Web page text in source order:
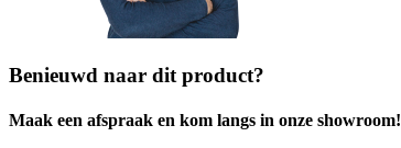
Benieuwd naar dit product?
Maak een afspraak en kom langs in onze showroom!